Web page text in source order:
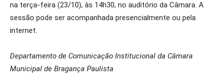
na terça-feira (23/10), às 14h30, no auditório da Câmara. A
sessão pode ser acompanhada presencialmente ou pela
internet.
Departamento de Comunicação Institucional da Câmara
Municipal de Bragança Paulista